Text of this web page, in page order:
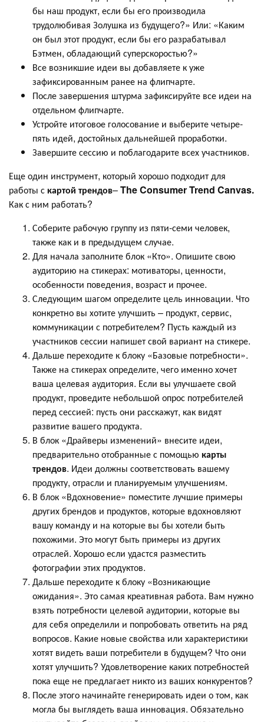
бы наш продукт, если бы его производила
трудолюбивая Золушка из будущего?» Или: «Каким
он был этот продукт, если бы его разрабатывал
Бэтмен, обладающий суперскоростью?»
Все возникшие идеи вы добавляете к уже
зафиксированным ранее на флипчарте.
После завершения штурма зафиксируйте все идеи на
отдельном флипчарте.
Устройте итоговое голосование и выберите четыре-
пять идей, достойных дальнейшей проработки.
Завершите сессию и поблагодарите всех участников.
Еще один инструмент, который хорошо подходит для
работы с картой трендов–The Consumer Trend Canvas.
Как с ним работать?
Соберите рабочую группу из пяти-семи человек,
также как и в предыдущем случае.
Для начала заполните блок «Кто». Опишите свою
аудиторию на стикерах: мотиваторы, ценности,
особенности поведения, возраст и прочее.
Следующим шагом определите цель инновации. Что
конкретно вы хотите улучшить – продукт, сервис,
коммуникации с потребителем? Пусть каждый из
участников сессии напишет свой вариант на стикере.
Дальше переходите к блоку «Базовые потребности».
Также на стикерах определите, чего именно хочет
ваша целевая аудитория. Если вы улучшаете свой
продукт, проведите небольшой опрос потребителей
перед сессией: пусть они расскажут, как видят
развитие вашего продукта.
В блок «Драйверы изменений» внесите идеи,
предварительно отобранные с помощью карты
трендов. Идеи должны соответствовать вашему
продукту, отрасли и планируемым улучшениям.
В блок «Вдохновение» поместите лучшие примеры
других брендов и продуктов, которые вдохновляют
вашу команду и на которые вы бы хотели быть
похожими. Это могут быть примеры из других
отраслей. Хорошо если удастся разместить
фотографии этих продуктов.
Дальше переходите к блоку «Возникающие
ожидания». Это самая креативная работа. Вам нужно
взять потребности целевой аудитории, которые вы
для себя определили и попробовать ответить на ряд
вопросов. Какие новые свойства или характеристики
хотят видеть ваши потребители в будущем? Что они
хотят улучшить? Удовлетворение каких потребностей
пока еще не предлагает никто из ваших конкурентов?
После этого начинайте генерировать идеи о том, как
могла бы выглядеть ваша инновация. Обязательно